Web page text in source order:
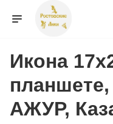
Икона
АЖУР,